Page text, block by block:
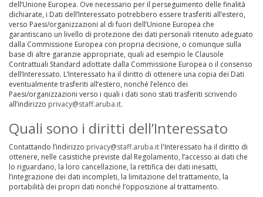
dell’Unione Europea. Ove necessario per il perseguimento delle finalità
dichiarate, i Dati dell’Interessato potrebbero essere trasferiti all’estero,
verso Paesi/organizzazioni al di fuori dell’Unione Europea che
garantiscano un livello di protezione dei dati personali ritenuto adeguato
dalla Commissione Europea con propria decisione, o comunque sulla
base di altre garanzie appropriate, quali ad esempio le Clausole
Contrattuali Standard adottate dalla Commissione Europea o il consenso
dell’Interessato. L’Interessato ha il diritto di ottenere una copia dei Dati
eventualmente trasferiti all’estero, nonché l’elenco dei
Paesi/organizzazioni verso i quali i dati sono stati trasferiti scrivendo
all’indirizzo privacy@staff.aruba.it.
Quali sono i diritti dell’Interessato
Contattando l’indirizzo privacy@staff.aruba.it l'Interessato ha il diritto di
ottenere, nelle casistiche previste dal Regolamento, l’accesso ai dati che
lo riguardano, la loro cancellazione, la rettifica dei dati inesatti,
l’integrazione dei dati incompleti, la limitazione del trattamento, la
portabilità dei propri dati nonché l’opposizione al trattamento.